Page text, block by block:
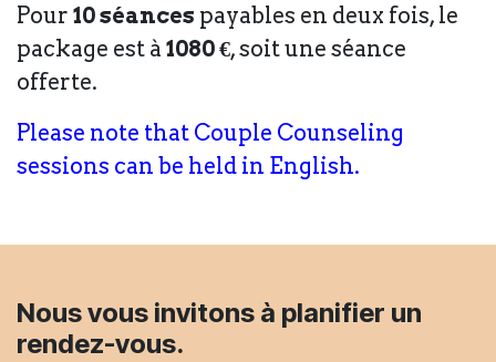
Pour 10 séances payables en deux fois, le
package est à 1080 €, soit une séance
offerte.
Please note that Couple Counseling
sessions can be held in English.
Nous vous invitons à planifier un
rendez-vous.